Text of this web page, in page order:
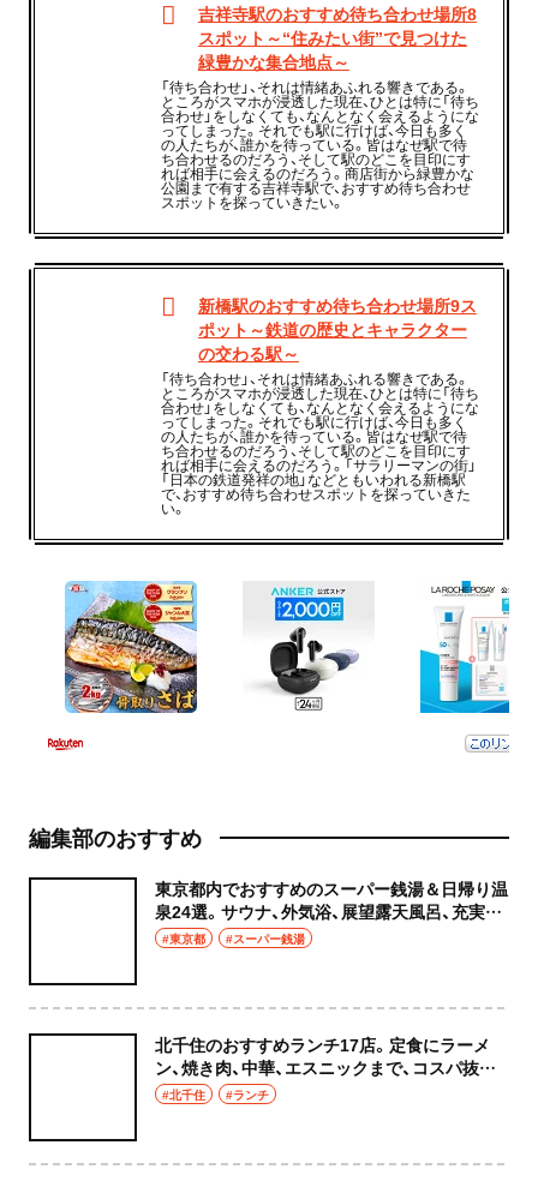
吉祥寺駅のおすすめ待ち合わせ場所8
スポット～“住みたい街”で見つけた
緑豊かな集合地点～
「待ち合わせ」、それは情緒あふれる響きである。
ところがスマホが浸透した現在、ひとは特に「待ち
合わせ」をしなくても、なんとなく会えるようにな
ってしまった。それでも駅に行けば、今日も多く
の人たちが、誰かを待っている。皆はなぜ駅で待
ち合わせるのだろう、そして駅のどこを目印にす
れば相手に会えるのだろう。商店街から緑豊かな
公園まで有する吉祥寺駅で、おすすめ待ち合わせ
スポットを探っていきたい。
新橋駅のおすすめ待ち合わせ場所9ス
ポット～鉄道の歴史とキャラクター
の交わる駅～
「待ち合わせ」、それは情緒あふれる響きである。
ところがスマホが浸透した現在、ひとは特に「待ち
合わせ」をしなくても、なんとなく会えるようにな
ってしまった。それでも駅に行けば、今日も多く
の人たちが、誰かを待っている。皆はなぜ駅で待
ち合わせるのだろう、そして駅のどこを目印にす
れば相手に会えるのだろう。「サラリーマンの街」
「日本の鉄道発祥の地」などともいわれる新橋駅
で、おすすめ待ち合わせスポットを探っていきた
い。
編集部のおすすめ
東京都内でおすすめのスーパー銭湯＆日帰り温
泉24選。サウナ、外気浴、展望露天風呂、充実の
癒やし空間へ
#東京都 #スーパー銭湯
北千住のおすすめランチ17店。定食にラーメ
ン、焼き肉、中華、エスニックまで、コスパ抜群
な店もおしゃれな店も網羅してご紹介！
#北千住 #ランチ